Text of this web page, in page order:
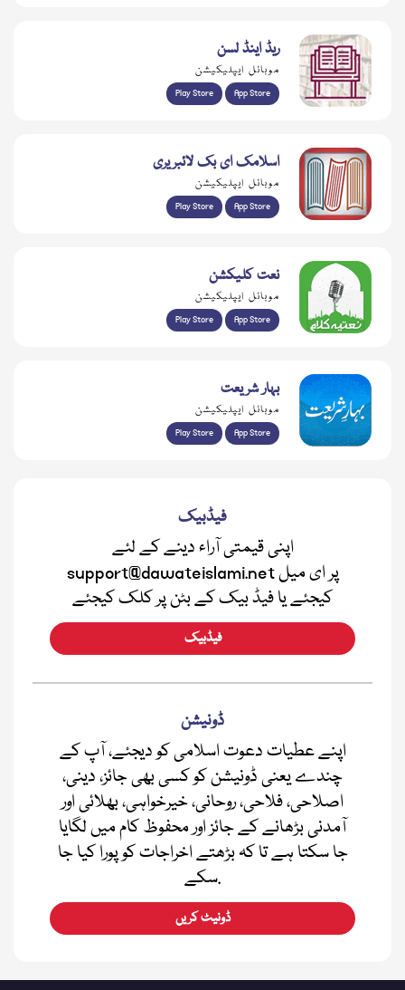
ریڈ اینڈ لسن
موبائل ایپلیکیشن
Play Store App Store
اسلامک ای بک لائبریری
موبائل ایپلیکیشن
Play Store App Store
نعت کلیکشن
موبائل ایپلیکیشن
Play Store App Store
بہار شریعت
موبائل ایپلیکیشن
Play Store App Store
فیڈبیک
اپنی قیمتی آراء دینے کے لئے
support@dawateislami.net پر ای میل
کیجئے یا فیڈ بیک کے بٹن پر کلک کیجئے
فیڈبیک
ڈونیشن
اپنے عطیات دعوت اسلامی کو دیجئے، آپ کے
چندے یعنی ڈونیشن کو کسی بھی جائز، دینی،
اصلاحی، فلاحی، روحانی، خیرخواہی، بھلائی اور
آمدنی بڑھانے کے جائز اور محفوظ کام میں لگایا
جا سکتا ہے تا کہ بڑھتے اخراجات کو پورا کیا جا
سکے.
ڈونیٹ کریں